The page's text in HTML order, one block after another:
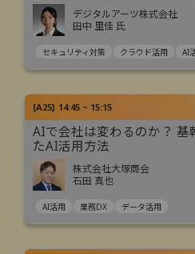
デジタルアーツ株式会社
田中 里佳 氏
セキュリティ対策 クラウド活用 AI
[A25] 14:45 ~ 15:15
AIで会社は変わるのか？ 基
たAI活用方法
株式会社大塚商会
石田 真也
AI活用 業務DX データ活用